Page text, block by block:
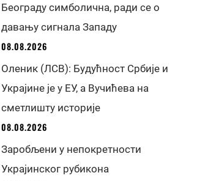
Београду симболична, ради се о
давању сигнала Западу
08.08.2026
Оленик (ЛСВ): Будућност Србије и
Украјине је у ЕУ, а Вучићева на
сметлишту историје
08.08.2026
Заробљени у непокретности
Украјинског рубикона